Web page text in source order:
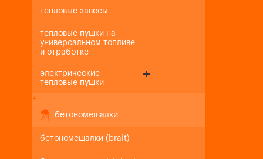
тепловые завесы
тепловые пушки на
универсальном топливе
и отработке
электрические
тепловые пушки
+-
бетономешалки
бетономешалки (brait)